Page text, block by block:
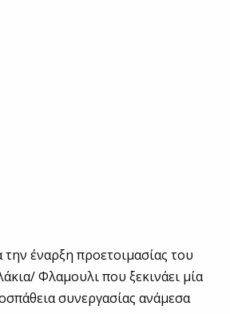
έναρξη προετοιμασίας του
Φλαμουλι που ξεκινάει μία
συνεργασίας ανάμεσα